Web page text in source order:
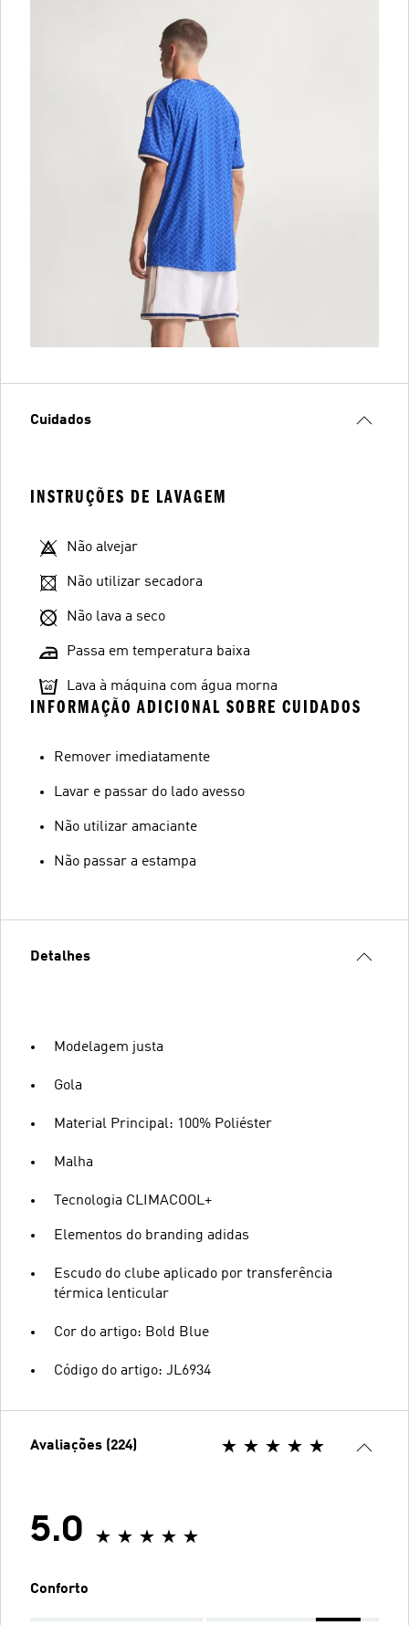
Cuidados
INSTRUÇÕES DE LAVAGEM
Não alvejar
Não utilizar secadora
Não lava a seco
Passa em temperatura baixa
Lava à máquina com água morna
INFORMAÇÃO ADICIONAL SOBRE CUIDADOS
Remover imediatamente
Lavar e passar do lado avesso
Não utilizar amaciante
Não passar a estampa
Detalhes
Modelagem justa
Gola
Material Principal: 100% Poliéster
Malha
Tecnologia CLIMACOOL+
Elementos do branding adidas
Escudo do clube aplicado por transferência
térmica lenticular
Cor do artigo: Bold Blue
Código do artigo: JL6934
Avaliações (224)
5.0
Conforto